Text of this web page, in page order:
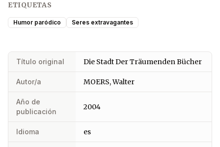
ETIQUETAS
Humor paródico Seres extravagantes
Título original Die Stadt Der Träumenden Bücher
Autor/a MOERS, Walter
Año de
publicación
2004
Idioma es